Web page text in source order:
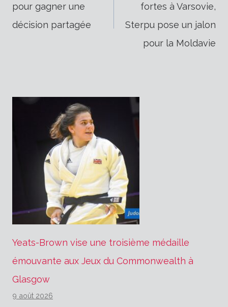
de
pour gagner une
décision partagée
fortes à Varsovie,
Sterpu pose un jalon
pour la Moldavie
Yeats-Brown vise une troisième médaille
émouvante aux Jeux du Commonwealth à
Glasgow
9 août 2026